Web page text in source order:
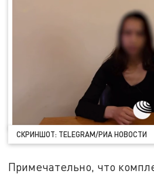
СКРИНШОТ: TELEGRAM/РИА НОВОСТИ
Примечательно, что